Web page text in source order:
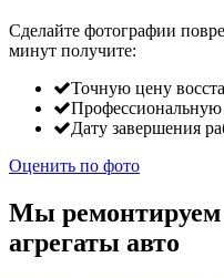
Сделайте фотографии
минут получите:
Точную цену
Профессиональную
Дату завершения
Оценить по фото
Мы
агрегаты авто